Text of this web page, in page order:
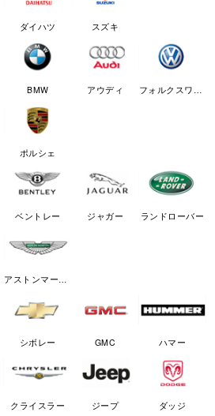
ダイハツ スズキ
BMW アウディ フォルクスワーゲン
ポルシェ
ベントレー ジャガー ランドローバー
アストンマーチン
シボレー GMC ハマー
クライスラー ジープ ダッジ